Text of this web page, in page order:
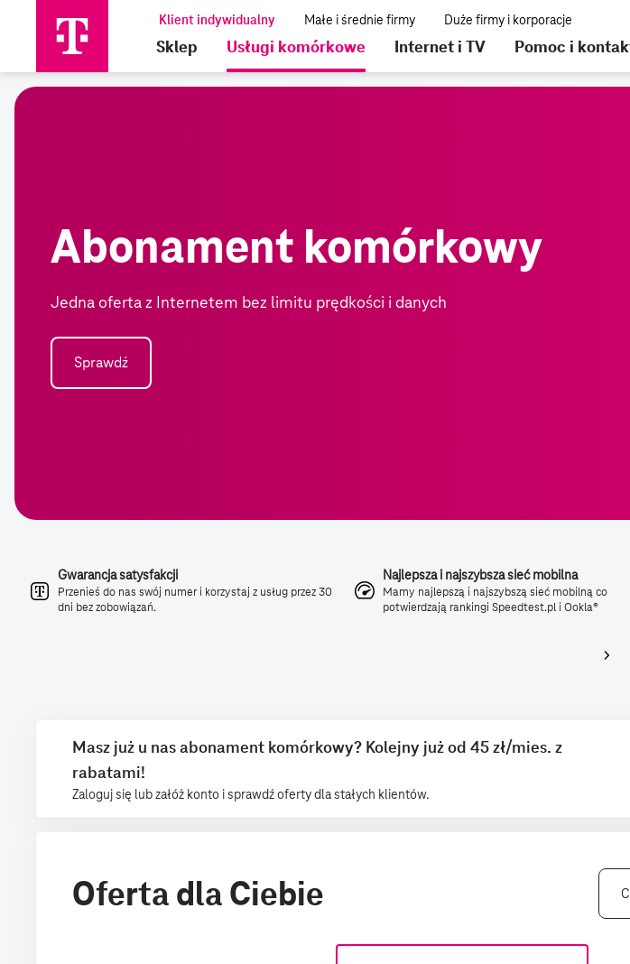
Sklep Usługi komórkowe Internet i TV Pomoc i
Abonament komórkowy
Jedna oferta z Internetem bez limitu prędkości i danych
Sprawdź
Gwarancja satysfakcji
Przenieś do nas swój numer i korzystaj z usług przez 30
dni bez zobowiązań.
Najlepsza i najszybsza sieć mobilna
Mamy najlepszą i najszybszą sieć mobilną co
potwierdzają rankingi Speedtest.pl i Ookla®
Masz już u nas abonament komórkowy? Kolejny już od 45 zł/mies. z
rabatami!
Zaloguj się lub załóż konto i sprawdź oferty dla stałych klientów.
Oferta dla Ciebie